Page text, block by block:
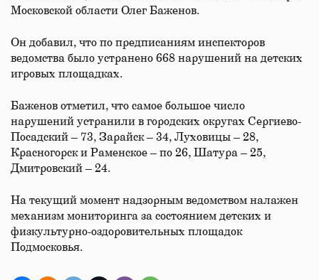
Московской области Олег Баженов.
Он добавил, что по предписаниям инспекторов
ведомства было устранено 668 нарушений на детских
игровых площадках.
Баженов отметил, что самое большое число
нарушений устранили в городских округах Сергиево-
Посадский – 73, Зарайск – 34, Луховицы – 28,
Красногорск и Раменское – по 26, Шатура – 25,
Дмитровский – 24.
На текущий момент надзорным ведомством налажен
механизм мониторинга за состоянием детских и
физкультурно-оздоровительных площадок
Подмосковья.